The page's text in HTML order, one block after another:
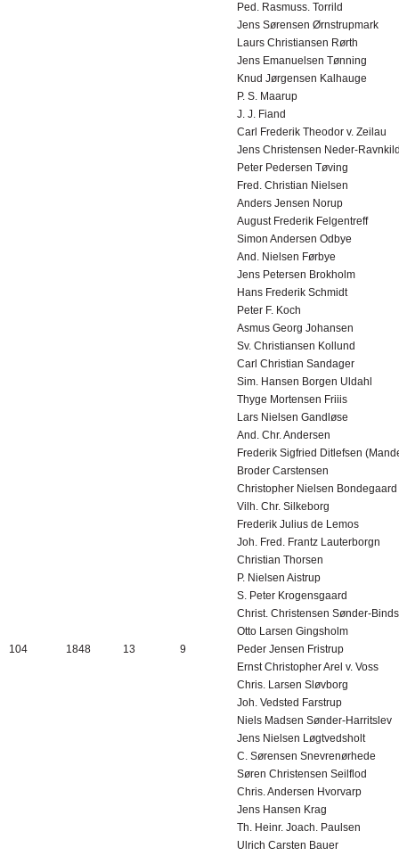
Ped. Rasmuss. Torrild
Jens Sørensen Ørnstrupmark
Laurs Christiansen Rørth
Jens Emanuelsen Tønning
Knud Jørgensen Kalhauge
P. S. Maarup
J. J. Fiand
Carl Frederik Theodor v. Zeilau
Jens Christensen Neder-
Peter Pedersen Tøving
Fred. Christian Nielsen
Anders Jensen Norup
August Frederik Felgentreff
Simon Andersen Odbye
And. Nielsen Førbye
Jens Petersen Brokholm
Hans Frederik Schmidt
Peter F. Koch
Asmus Georg Johansen
Sv. Christiansen Kollund
Carl Christian Sandager
Sim. Hansen Borgen Uldahl
Thyge Mortensen Friiis
Lars Nielsen Gandløse
And. Chr. Andersen
Frederik Sigfried Ditlefsen
Broder Carstensen
Christopher Nielsen Bondegaard
Vilh. Chr. Silkeborg
Frederik Julius de Lemos
Joh. Fred. Frantz Lauterborgn
Christian Thorsen
P. Nielsen Aistrup
S. Peter Krogensgaard
Christ. Christensen Sønder-
Otto Larsen Gingsholm
104
1848 13 9
Peder Jensen Fristrup
Ernst Christopher Arel v. Voss
Chris. Larsen Sløvborg
Joh. Vedsted Farstrup
Niels Madsen Sønder-Harritslev
Jens Nielsen Løgtvedsholt
C. Sørensen Snevrenørhede
Søren Christensen Seilflod
Chris. Andersen Hvorvarp
Jens Hansen Krag
Th. Heinr. Joach. Paulsen
Ulrich Carsten Bauer